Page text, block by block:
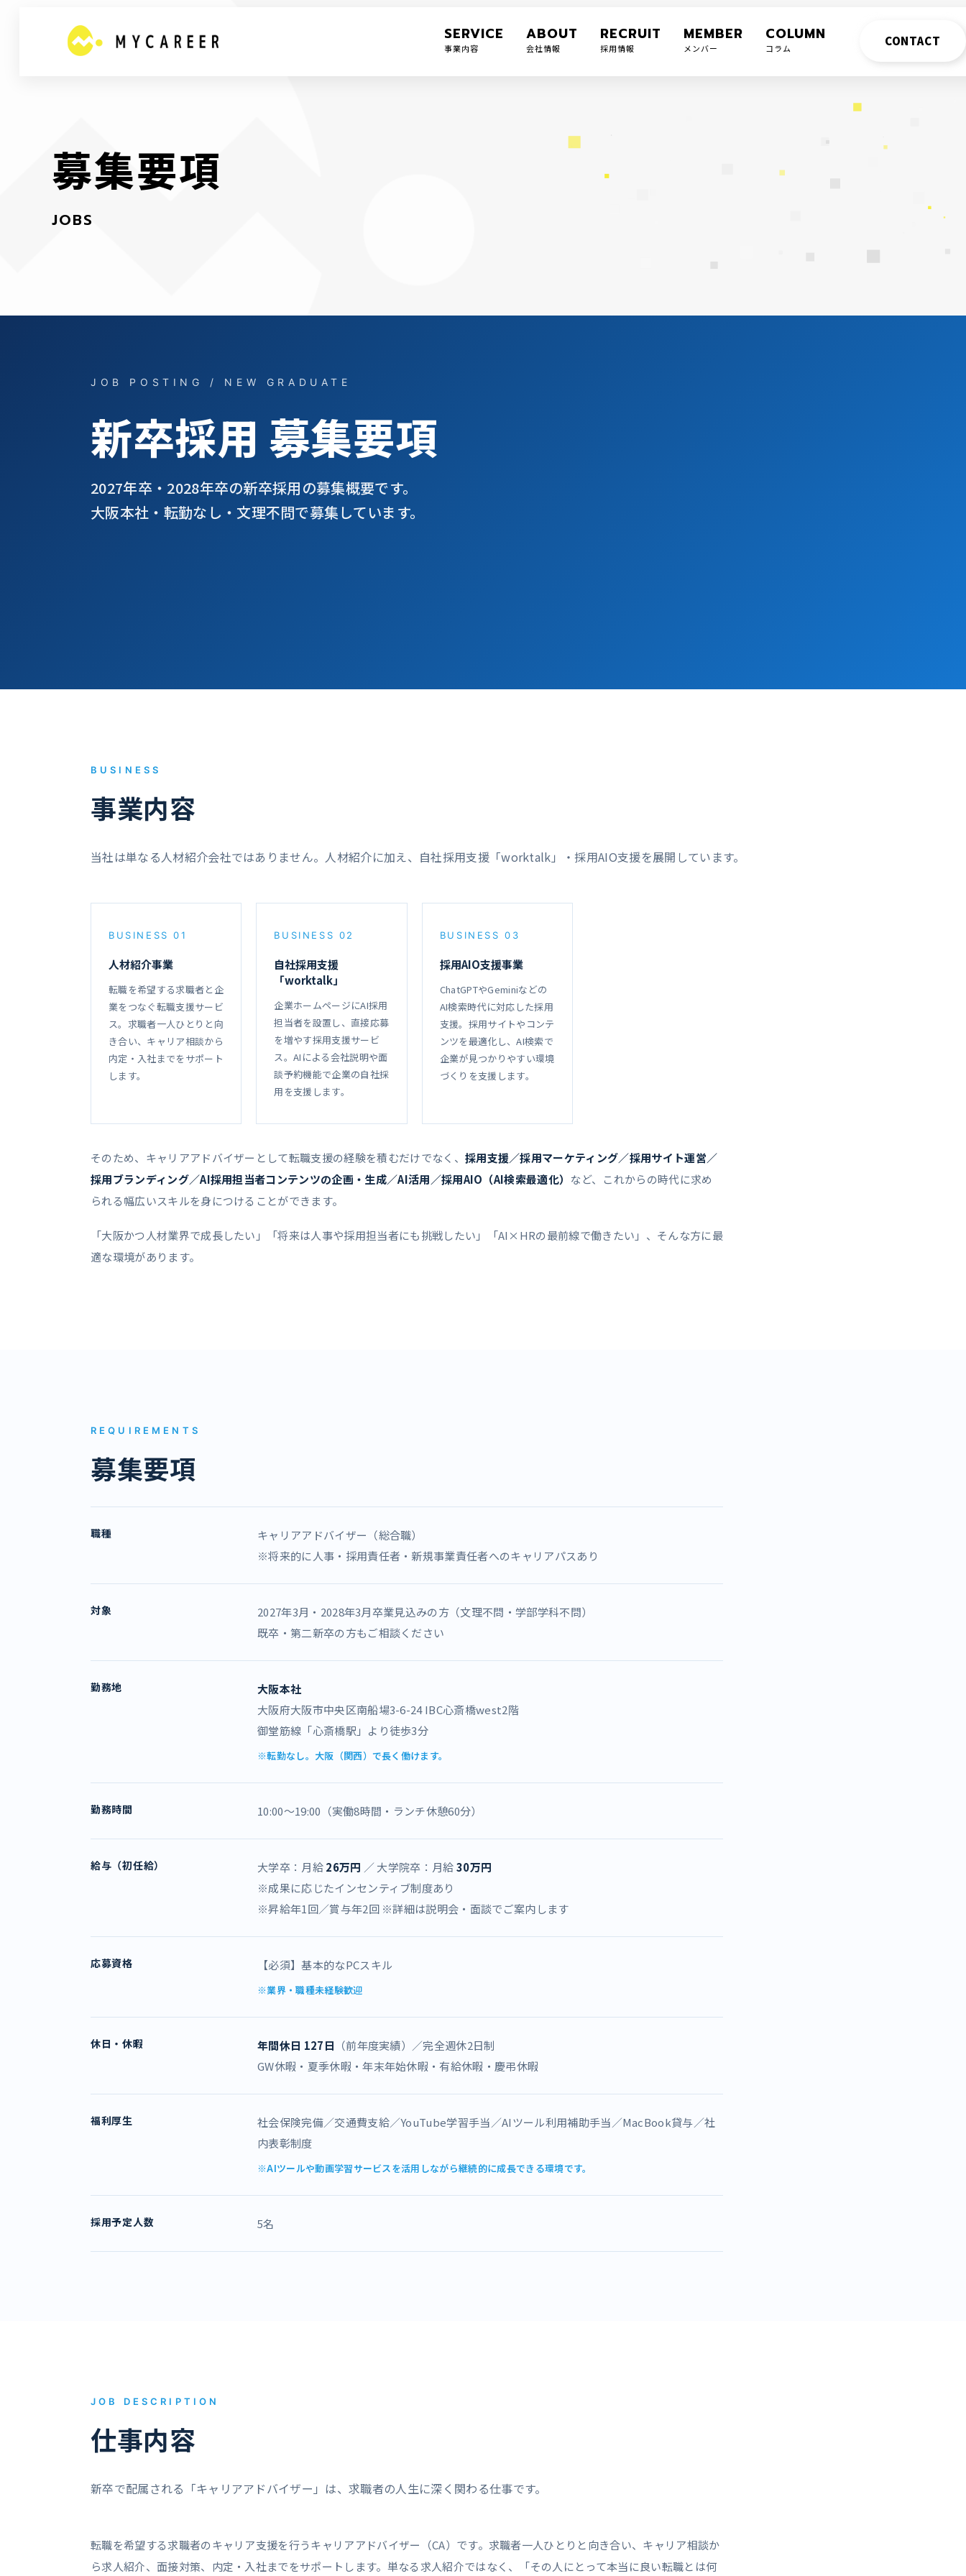
CONTACT
SERVICE
事業内容
ABOUT
会社情報
RECRUIT
採用情報
MEMBER
メンバー
COLUMN
コラム
募集要項
JOBS
JOB POSTING / NEW GRADUATE
新卒採用 募集要項
2027年卒・2028年卒の新卒採用の募集概要です。
大阪本社・転勤なし・文理不問で募集しています。
BUSINESS
事業内容
当社は単なる人材紹介会社ではありません。人材紹介に加え、自社採用支援「worktalk」・採用AIO支援を展開しています。
BUSINESS 01
人材紹介事業
転職を希望する求職者と企
業をつなぐ転職支援サービ
ス。求職者一人ひとりと向
き合い、キャリア相談から
内定・入社までをサポート
します。
BUSINESS 02
自社採用支援
「worktalk」
企業ホームページにAI採用
担当者を設置し、直接応募
を増やす採用支援サービ
ス。AIによる会社説明や面
談予約機能で企業の自社採
用を支援します。
BUSINESS 03
採用AIO支援事業
ChatGPTやGeminiなどの
AI検索時代に対応した採用
支援。採用サイトやコンテ
ンツを最適化し、AI検索で
企業が見つかりやすい環境
づくりを支援します。
そのため、キャリアアドバイザーとして転職支援の経験を積むだけでなく、 採用支援／採用マーケティング／採用サイト運営／
採用ブランディング／AI採用担当者コンテンツの企画・生成／AI活用／採用AIO（AI検索最適化） など、これからの時代に求め
られる幅広いスキルを身につけることができます。
「大阪かつ人材業界で成長したい」「将来は人事や採用担当者にも挑戦したい」「AI×HRの最前線で働きたい」、そんな方に最
適な環境があります。
REQUIREMENTS
募集要項
職種
キャリアアドバイザー（総合職）
※将来的に人事・採用責任者・新規事業責任者へのキャリアパスあり
対象
2027年3月・2028年3月卒業見込みの方（文理不問・学部学科不問）
既卒・第二新卒の方もご相談ください
勤務地
大阪本社
大阪府大阪市中央区南船場3-6-24 IBC心斎橋west2階
御堂筋線「心斎橋駅」より徒歩3分
※転勤なし。大阪（関西）で長く働けます。
勤務時間 10:00〜19:00（実働8時間・ランチ休憩60分）
給与（初任給） 大学卒：月給26万円 ／ 大学院卒：月給30万円
※成果に応じたインセンティブ制度あり
※昇給年1回／賞与年2回 ※詳細は説明会・面談でご案内します
応募資格 【必須】基本的なPCスキル
※業界・職種未経験歓迎
休日・休暇 年間休日 127日 （前年度実績）／完全週休2日制
GW休暇・夏季休暇・年末年始休暇・有給休暇・慶弔休暇
福利厚生
社会保険完備／交通費支給／YouTube学習手当／AIツール利用補助手当／MacBook貸与／社
内表彰制度
※AIツールや動画学習サービスを活用しながら継続的に成長できる環境です。
採用予定人数 5名
JOB DESCRIPTION
仕事内容
新卒で配属される「キャリアアドバイザー」は、求職者の人生に深く関わる仕事です。
転職を希望する求職者のキャリア支援を行うキャリアアドバイザー（CA）です。求職者一人ひとりと向き合い、キャリア相談か
ら求人紹介、面接対策、内定・入社までをサポートします。単なる求人紹介ではなく、「その人にとって本当に良い転職とは何